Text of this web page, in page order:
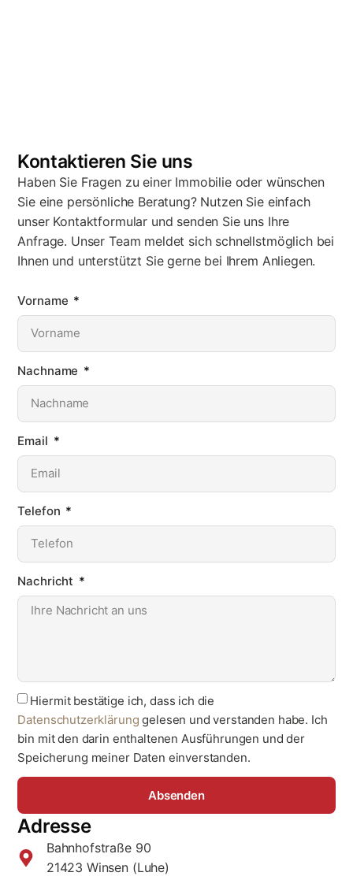
Kontaktieren Sie uns
Haben Sie Fragen zu einer Immobilie oder wünschen
Sie eine persönliche Beratung? Nutzen Sie einfach
unser Kontaktformular und senden Sie uns Ihre
Anfrage. Unser Team meldet sich schnellstmöglich bei
Ihnen und unterstützt Sie gerne bei Ihrem Anliegen.
Vorname
Nachname
Email
Telefon
Nachricht
Hiermit bestätige ich, dass ich die
Datenschutzerklärunggelesen und verstanden habe. Ich
bin mit den darin enthaltenen Ausführungen und der
Speicherung meiner Daten einverstanden.
Absenden
Adresse
Bahnhofstraße 90
21423 Winsen (Luhe)